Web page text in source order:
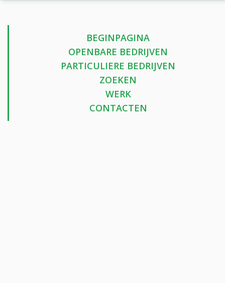
BEGINPAGINA
OPENBARE BEDRIJVEN
PARTICULIERE BEDRIJVEN
ZOEKEN
WERK
CONTACTEN